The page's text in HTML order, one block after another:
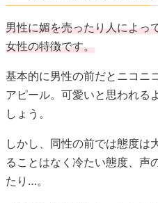
男性に媚を売ったり人によっ
女性の特徴です。
基本的に男性の前だとニコニ
アピール。可愛いと思われる
しょう。
しかし、同性の前では態度は
ることはなく冷たい態度、声
たり…。